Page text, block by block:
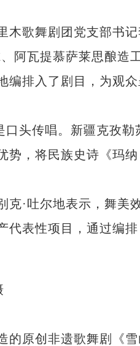
歌舞剧团党支部书记
阿瓦提慕萨莱思酿造
编排入了剧目，为观众
头传唱。新疆克孜勒
势，将民族史诗《玛纳
·吐尔地表示，舞美
表性项目，通过编排
原创非遗歌舞剧《雪